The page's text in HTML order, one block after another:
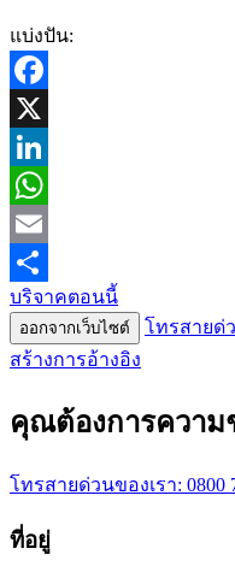
แบ่งปัน:
Facebook
X
LinkedIn
WhatsApp
Email
Share
บริจาคตอนนี้
ออกจากเว็บไซต์
โทรสายด่
สร้างการอ้างอิง
คุณต้องการความ
โทรสายด่วนของเรา: 0800
ที่อยู่